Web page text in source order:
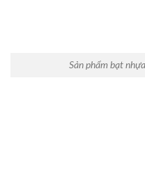
Sản phẩm bạt